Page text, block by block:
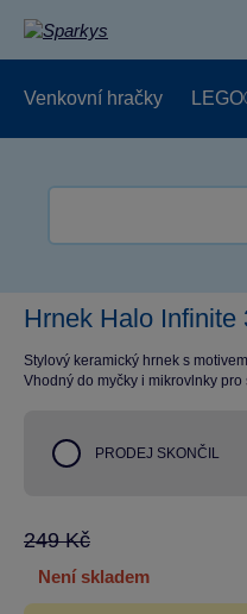
Venkovní hračky
Hrnek Halo Infinite
Stylový keramický hrnek s
Vhodný do myčky i mikrovlnky
PRODEJ SKONČIL
249 Kč
není skladem